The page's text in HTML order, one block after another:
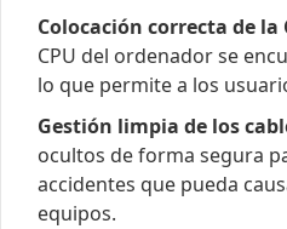
Colocación correcta de la
CPU del ordenador se
lo que permite a los
Gestión limpia de los
ocultos de forma segura
accidentes que pueda
equipos.